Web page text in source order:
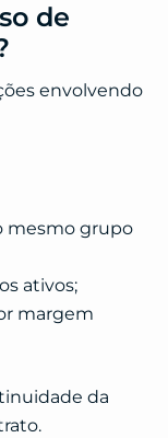
de
envolvendo
mesmo grupo
ativos;
margem
da